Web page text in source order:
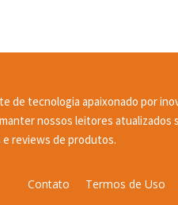
de tecnologia apaixonado por
nossos leitores
reviews de produtos.
Contato Termos de Uso